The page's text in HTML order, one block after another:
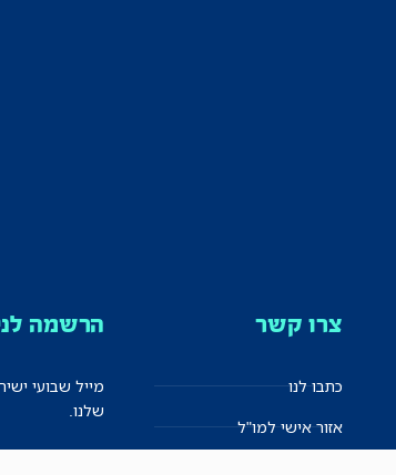
צרו קשר
כתבו לנו
אזור אישי למו"ל
הרשמה
מייל שבועי
שלנו.